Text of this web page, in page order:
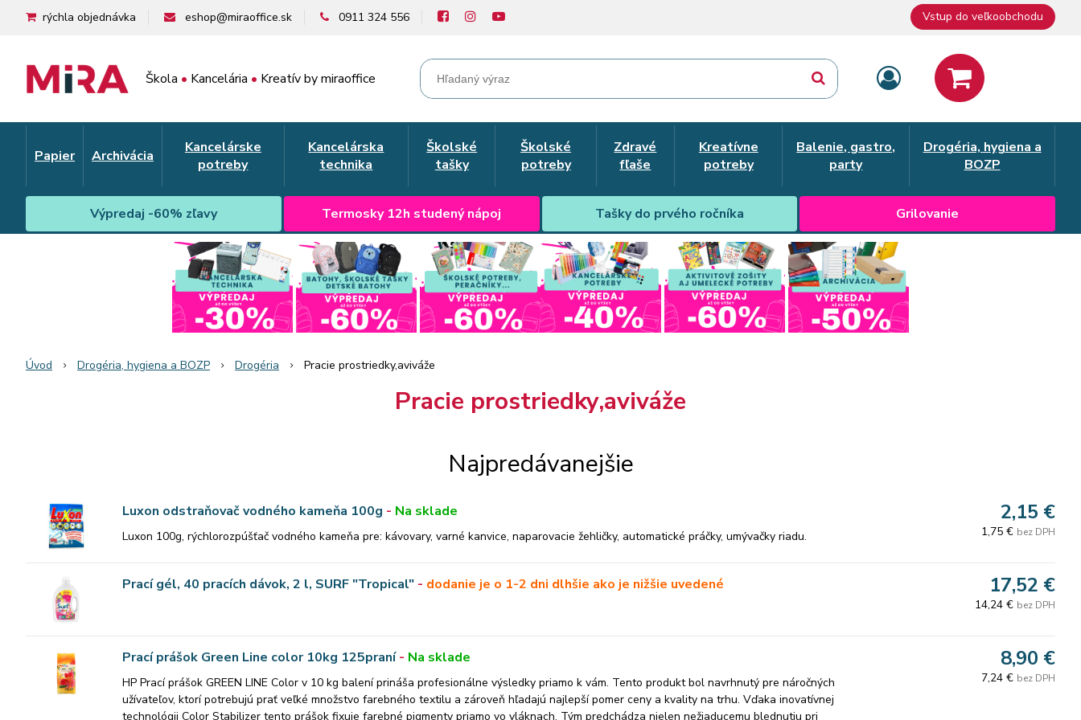
Škola • Kancelária • Kreatív by miraoffice
rýchla objednávka eshop@miraoffice.sk 0911 324 556 Vstup do veľkoobchodu
Papier Archivácia
Kancelárske
potreby
Kancelárska
technika
Školské
tašky
Školské
potreby
Zdravé
fľaše
Kreatívne
potreby
Balenie, gastro,
party
Drogéria, hygiena a
BOZP
Výpredaj -60% zľavy Termosky 12h studený nápoj Tašky do prvého ročníka Grilovanie
Úvod Drogéria, hygiena a BOZP Drogéria Pracie prostriedky,aviváže
Pracie prostriedky,aviváže
Najpredávanejšie
Luxon odstraňovač vodného kameňa 100g - Na sklade
Luxon 100g, rýchlorozpúšťač vodného kameňa pre: kávovary, varné kanvice, naparovacie žehličky, automatické práčky, umývačky riadu.
2,15 €
1,75 € bez DPH
Prací gél, 40 pracích dávok, 2 l, SURF "Tropical" - dodanie je o 1-2 dni dlhšie ako je nižšie uvedené 17,52 €
14,24 € bez DPH
Prací prášok Green Line color 10kg 125praní- Na sklade
HP Prací prášok GREEN LINE Color v 10 kg balení prináša profesionálne výsledky priamo k vám. Tento produkt bol navrhnutý pre náročných
užívateľov, ktorí potrebujú prať veľké množstvo farebného textilu a zároveň hľadajú najlepší pomer ceny a kvality na trhu. Vďaka inovatívnej
technológii Color Stabilizer tento prášok fixuje farebné pigmenty priamo vo vláknach. Tým predchádza nielen nežiaducemu blednutiu pri
8,90 €
7,24 € bez DPH